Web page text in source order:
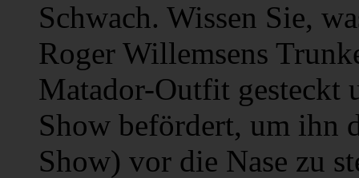
Schwach. Wissen Sie,
Roger Willemsens
Matador-Outfit gesteckt
Show befördert, um ihn
Show) vor die Nase zu